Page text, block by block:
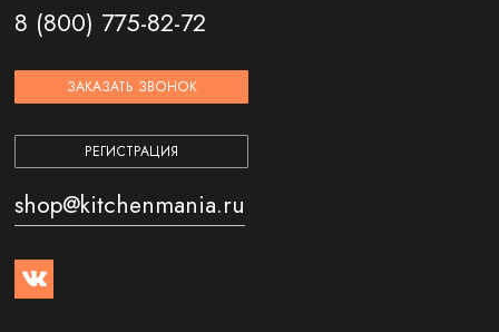
8 (800) 775-82-72
ЗАКАЗАТЬ ЗВОНОК
РЕГИСТРАЦИЯ
shop@kitchenmania.ru